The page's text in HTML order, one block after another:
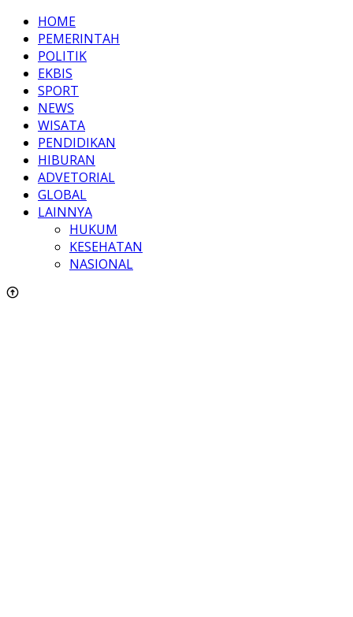
HOME
PEMERINTAH
POLITIK
EKBIS
SPORT
NEWS
WISATA
PENDIDIKAN
HIBURAN
ADVETORIAL
GLOBAL
LAINNYA
HUKUM
KESEHATAN
NASIONAL